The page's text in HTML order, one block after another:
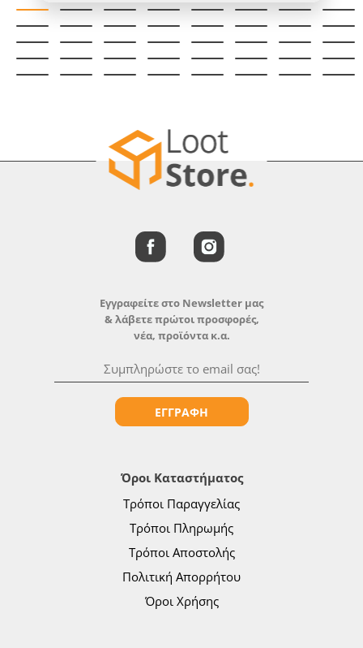
Όροι Καταστήματος
Τρόποι Παραγγελίας
Τρόποι Πληρωμής
Τρόποι Αποστολής
Πολιτική Απορρήτου
Όροι Χρήσης
Εγγραφείτε στο Newsletter μας
& λάβετε πρώτοι προσφορές,
νέα, προϊόντα κ.α.
ΕΓΓΡΑΦΗ